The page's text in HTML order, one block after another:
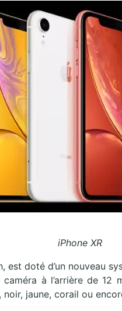
iPhone XR
est doté d’un nouveau
caméra à l’arrière de 12
jaune, corail ou